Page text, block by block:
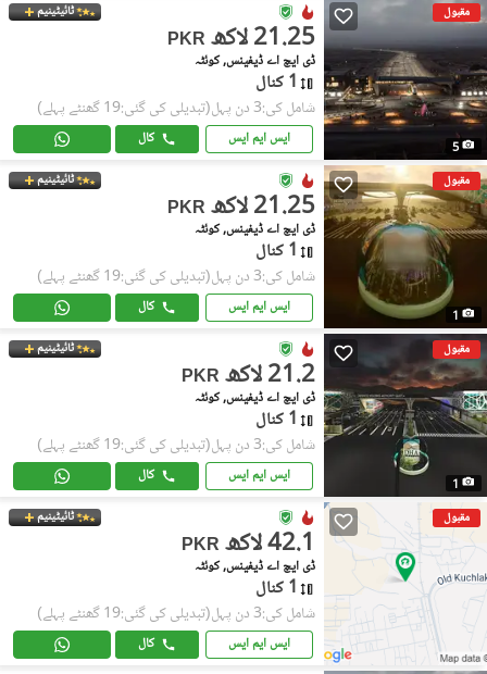
مقبول
5
ٹائیٹینیم
PKR 21.25 لاکھ
ڈی ایچ اے ڈیفینس, کوئٹہ
1 کنال
شامل کی:3 دن پہل (تبدیلی کی گئی:19 گھنٹے پہلے)
ایس ایم ایس کال
مقبول
1
ٹائیٹینیم
PKR 21.25 لاکھ
ڈی ایچ اے ڈیفینس, کوئٹہ
1 کنال
شامل کی:3 دن پہل (تبدیلی کی گئی:19 گھنٹے پہلے)
ایس ایم ایس کال
مقبول
1
ٹائیٹینیم
PKR 21.2 لاکھ
ڈی ایچ اے ڈیفینس, کوئٹہ
1 کنال
شامل کی:3 دن پہل (تبدیلی کی گئی:19 گھنٹے پہلے)
ایس ایم ایس کال
مقبول ٹائیٹینیم
PKR 42.1 لاکھ
ڈی ایچ اے ڈیفینس, کوئٹہ
1 کنال
شامل کی:3 دن پہل (تبدیلی کی گئی:19 گھنٹے پہلے)
ایس ایم ایس کال